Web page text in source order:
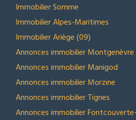
Immobilier Somme
Immobilier Alpes-Maritimes
Immobilier Ariège (09)
Annonces immobilier Montgenèvre
Annonces immobilier Manigod
Annonces immobilier Morzine
Annonces immobilier Tignes
Annonces immobilier